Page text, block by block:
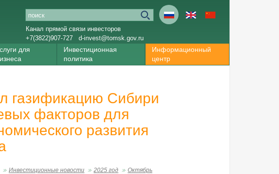
Канал прямой связи инвесторов
+7(3822)907-727
d-invest@tomsk.gov.ru
для
Инвестиционная
политика
Информационный
центр
газификацию Сибири
факторов для
развития
Инвестиционные новости 2025 год Октябрь